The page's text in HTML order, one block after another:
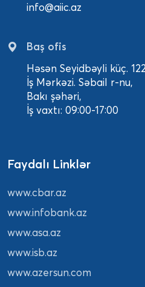
info@aiic.az
Baş ofis
Həsən Seyidbəyli küç.
İş Mərkəzi. Səbail r-nu,
Bakı şəhəri,
İş vaxtı: 09:00-17:00
Faydalı Linklər
www.cbar.az
www.infobank.az
www.asa.az
www.isb.az
www.azersun.com